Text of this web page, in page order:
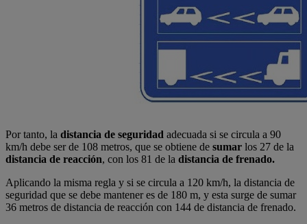
Por tanto, la distancia de seguridad adecuada si se circula a 90
km/h debe ser de 108 metros, que se obtiene de sumar los 27 de la
distancia de reacción, con los 81 de la distancia de frenado.
Aplicando la misma regla y si se circula a 120 km/h, la distancia de
seguridad que se debe mantener es de 180 m, y esta surge de sumar
36 metros de distancia de reacción con 144 de distancia de frenado.